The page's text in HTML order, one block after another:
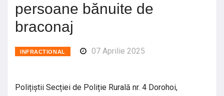
persoane bănuite de
braconaj
INFRACTIONAL 07 Aprilie 2025
Polițiștii Secției de Poliție Rurală nr. 4 Dorohoi,